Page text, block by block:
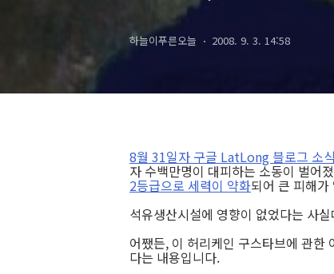
Google
하늘이푸른오늘 2008. 9. 3. 14:58
8월 31일자 구글 LatLong 블로그 소식
자 수백만명이 대피하는 소동이 벌어
2등급으로 세력이 약화되어 큰 피해
석유생산시설에 영향이 없었다는 사실
어쨌든, 이 허리케인 구스타브에 관한
다는 내용입니다.